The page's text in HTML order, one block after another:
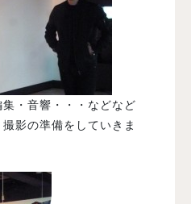
・音響・・・などなど
影の準備をしていきま